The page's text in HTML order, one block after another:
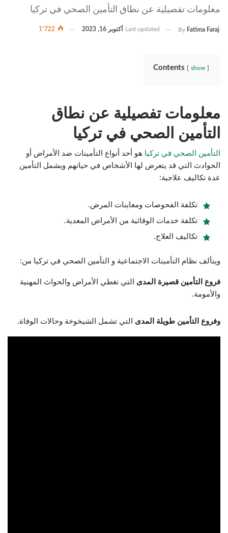
معلومات تفصيلية عن نطاق التأمين الصحي في تركيا
By Fatima Faraj
Last updated أكتوبر 16, 2023
Contents show
معلومات تفصيلية عن نطاق
التأمين الصحي في تركيا
التأمين الصحي في تركيا هو أحد أنواع التأمينات ضد الأمراض أو
الحوادث التي قد يتعرض لها الأشخاص في حياتهم ويشمل التأمين
عدة تكاليف علاجية:
تكلفة الفحوصات ومعاينات المرض.
تكلفة خدمات الوقائية من الأمراض المعدية.
تكاليف العلاج.
ويتألف نظام التأمينات الاجتماعية و التأمين الصحي في تركيا من:
فروع التأمين قصيرة المدى التي تغطي الأمراض والحواث المهنية
والأمومة.
وفروع التأمين طويلة المدى التي تشمل الشيخوخة وحالات الوفاة.